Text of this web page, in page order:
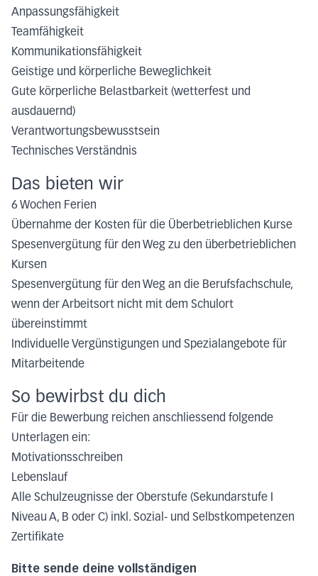
Anpassungsfähigkeit
Teamfähigkeit
Kommunikationsfähigkeit
Geistige und körperliche Beweglichkeit
Gute körperliche Belastbarkeit (wetterfest und
ausdauernd)
Verantwortungsbewusstsein
Technisches Verständnis
Das bieten wir
6 Wochen Ferien
Übernahme der Kosten für die Überbetrieblichen Kurse
Spesenvergütung für den Weg zu den überbetrieblichen
Kursen
Spesenvergütung für den Weg an die Berufsfachschule,
wenn der Arbeitsort nicht mit dem Schulort
übereinstimmt
Individuelle Vergünstigungen und Spezialangebote für
Mitarbeitende
So bewirbst du dich
Für die Bewerbung reichen anschliessend folgende
Unterlagen ein:
Motivationsschreiben
Lebenslauf
Alle Schulzeugnisse der Oberstufe (Sekundarstufe I
Niveau A, B oder C) inkl. Sozial- und Selbstkompetenzen
Zertifikate
Bitte sende deine vollständigen